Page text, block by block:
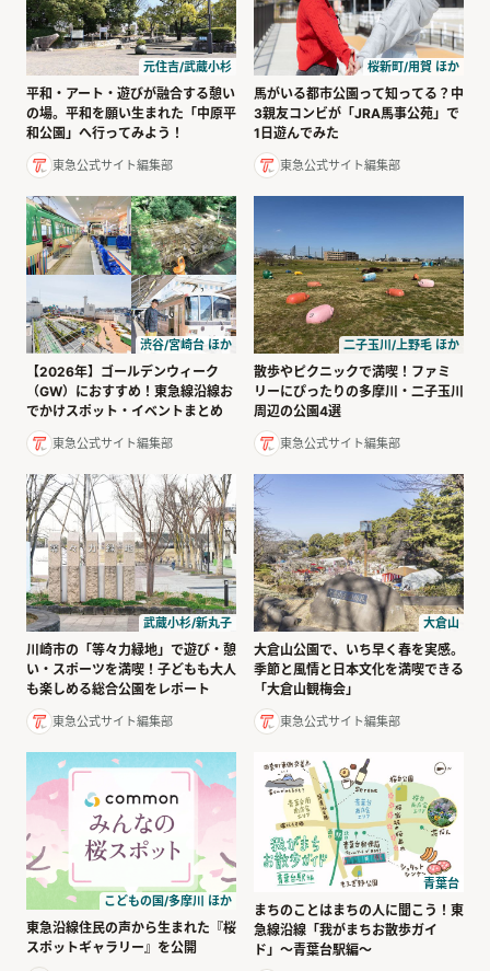
元住吉/武蔵小杉
平和・アート・遊びが融合する憩い
の場。平和を願い生まれた「中原平
和公園」へ行ってみよう！
東急公式サイト編集部
桜新町/用賀 ほか
馬がいる都市公園って知ってる？中
3親友コンビが「JRA馬事公苑」で
1日遊んでみた
東急公式サイト編集部
渋谷/宮崎台 ほか
【2026年】ゴールデンウィーク
（GW）におすすめ！東急線沿線お
でかけスポット・イベントまとめ
東急公式サイト編集部
二子玉川/上野毛 ほか
散歩やピクニックで満喫！ファミ
リーにぴったりの多摩川・二子玉川
周辺の公園4選
東急公式サイト編集部
武蔵小杉/新丸子
川崎市の「等々力緑地」で遊び・憩
い・スポーツを満喫！子どもも大人
も楽しめる総合公園をレポート
東急公式サイト編集部
大倉山
大倉山公園で、いち早く春を実感。
季節と風情と日本文化を満喫できる
「大倉山観梅会」
東急公式サイト編集部
こどもの国/多摩川 ほか
東急沿線住民の声から生まれた『桜
スポットギャラリー』を公開
青葉台
まちのことはまちの人に聞こう！東
急線沿線「我がまちお散歩ガイ
ド」〜青葉台駅編〜